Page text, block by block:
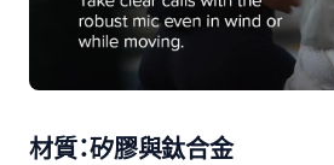
材質：矽膠與鈦合金